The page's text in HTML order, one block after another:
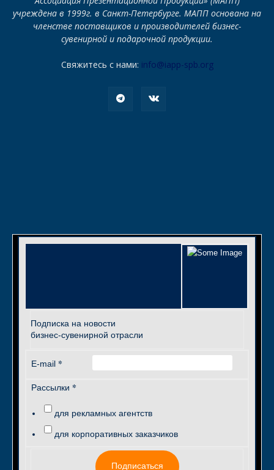
учреждена в 1999г. в Санкт-Петербурге. МАПП основана на
членстве поставщиков и производителей бизнес-
сувенирной и подарочной продукции.
Свяжитесь с нами: info@iapp-spb.org
Подписка на новости
бизнес-сувенирной отрасли
E-mail *
Рассылки *
для рекламных агентств
для корпоративных заказчиков
Подписаться